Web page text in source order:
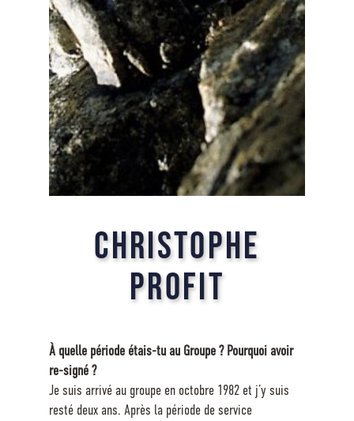
Christophe
Profit
À quelle période étais-tu au Groupe ? Pourquoi avoir
re-signé ?
Je suis arrivé au groupe en octobre 1982 et j’y suis
resté deux ans. Après la période de service